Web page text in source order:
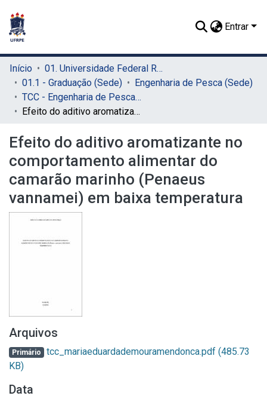
Entrar
Início
01. Universidade Federal Rural de Pernambuco - UFRPE (Sede)
01.1 - Graduação (Sede)
Engenharia de Pesca (Sede)
TCC - Engenharia de Pesca (Sede)
Efeito do aditivo aromatizante no comportamento alimentar do camarão marinho (Penaeus vannamei) em baixa temperatura
Efeito do aditivo aromatizante no
comportamento alimentar do
camarão marinho (Penaeus
vannamei) em baixa temperatura
Arquivos
Primário tcc_mariaeduardademouramendonca.pdf (485.73
KB)
Data